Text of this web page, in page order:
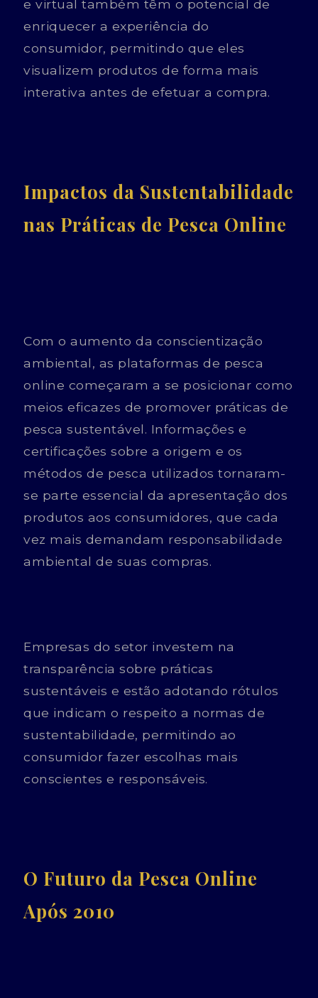
e virtual também têm o potencial de
enriquecer a experiência do
consumidor, permitindo que eles
visualizem produtos de forma mais
interativa antes de efetuar a compra.
Impactos da Sustentabilidade
nas Práticas de Pesca Online
Com o aumento da conscientização
ambiental, as plataformas de pesca
online começaram a se posicionar como
meios eficazes de promover práticas de
pesca sustentável. Informações e
certificações sobre a origem e os
métodos de pesca utilizados tornaram-
se parte essencial da apresentação dos
produtos aos consumidores, que cada
vez mais demandam responsabilidade
ambiental de suas compras.
Empresas do setor investem na
transparência sobre práticas
sustentáveis e estão adotando rótulos
que indicam o respeito a normas de
sustentabilidade, permitindo ao
consumidor fazer escolhas mais
conscientes e responsáveis.
O Futuro da Pesca Online
Após 2010